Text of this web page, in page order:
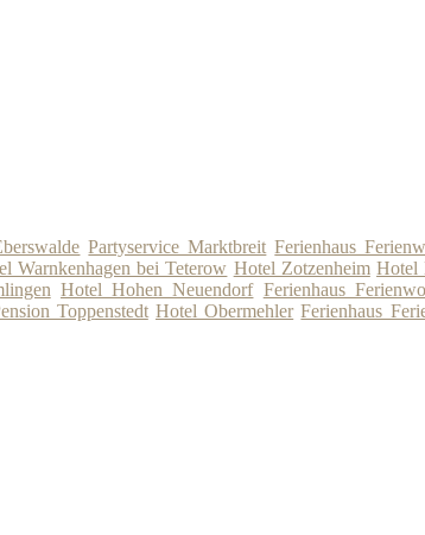
Partyservice Marktbreit Ferienhaus
Warnkenhagen bei Teterow Hotel Zotzenheim Hotel
Hotel Hohen Neuendorf Ferienhaus
Toppenstedt Hotel Obermehler Ferienhaus